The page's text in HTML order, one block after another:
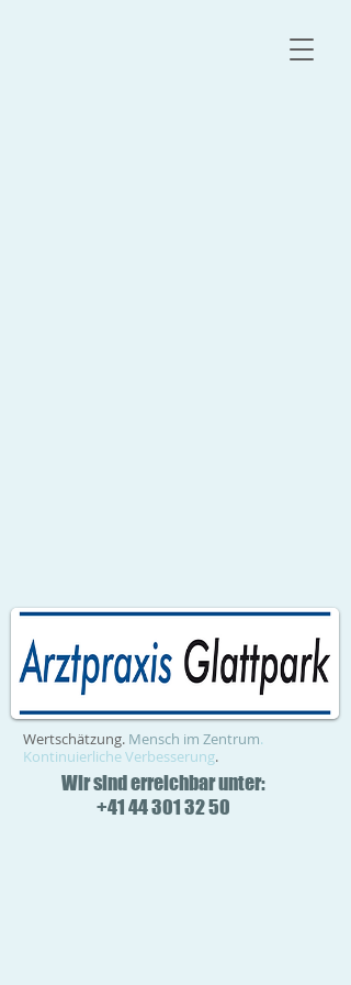
Wertschätzung. Mensch im Zentrum.
Kontinuierliche Verbesserung.
Wir sind erreichbar unter:
+41 44 301 32 50